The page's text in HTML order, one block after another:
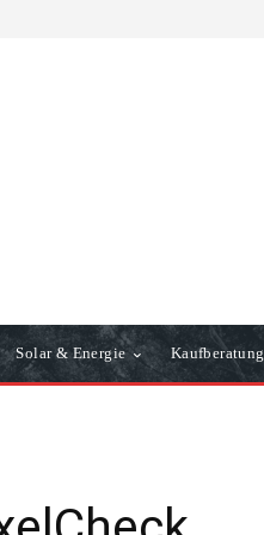
Solar & Energie Kaufberatung